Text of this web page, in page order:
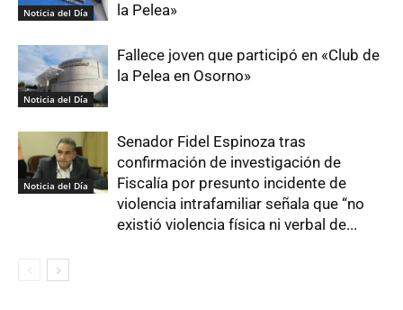
Noticia del Día
la Pelea»
Noticia del Día
Fallece joven que participó en «Club de
la Pelea en Osorno»
Noticia del Día
Senador Fidel Espinoza tras
confirmación de investigación de
Fiscalía por presunto incidente de
violencia intrafamiliar señala que “no
existió violencia física ni verbal de...